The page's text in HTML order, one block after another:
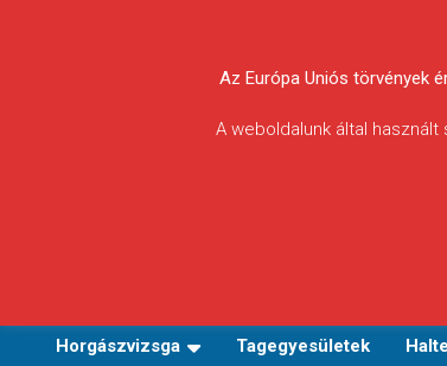
Körösvidéki
Egyesületek
Horgászvizsga Tagegyesületek
Az Európa Uniós törvények
A weboldalunk által